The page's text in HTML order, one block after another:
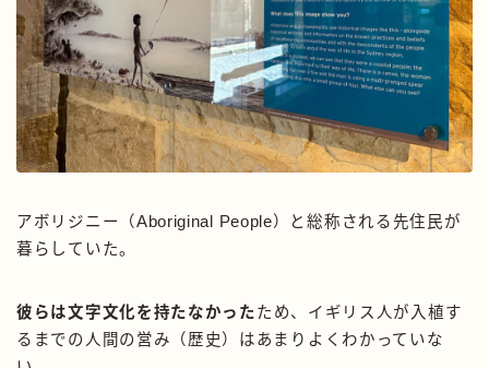
アボリジニー（Aboriginal People）と総称される先住民が
暮らしていた。
彼らは文字文化を持たなかったため、イギリス人が入植す
るまでの人間の営み（歴史）はあまりよくわかっていな